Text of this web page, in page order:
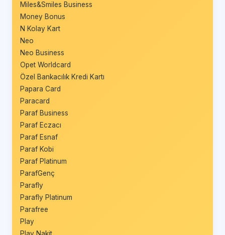
Miles&Smiles Business
Money Bonus
N Kolay Kart
Neo
Neo Business
Opet Worldcard
Özel Bankacılık Kredi Kartı
Papara Card
Paracard
Paraf Business
Paraf Eczacı
Paraf Esnaf
Paraf Kobi
Paraf Platinum
ParafGenç
Parafly
Parafly Platinum
Parafree
Play